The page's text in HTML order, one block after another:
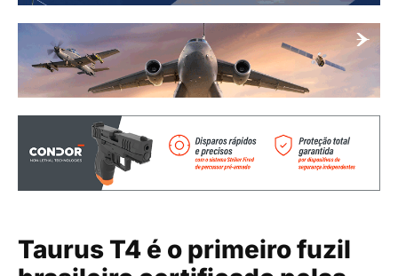
Taurus T4 é o primeiro fuzil